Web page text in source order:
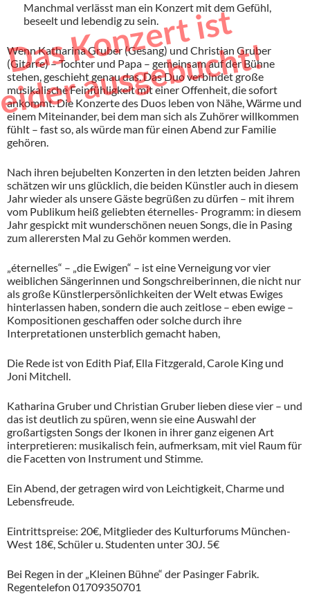
Manchmal verlässt man ein Konzert mit dem Gefühl,
beseelt und lebendig zu sein.
Wenn Katharina Gruber (Gesang) und Christian Gruber
(Gitarre) – Tochter und Papa – gemeinsam auf der Bühne
stehen, geschieht genau das. Das Duo verbindet große
musikalische Feinfühligkeit mit einer Offenheit, die sofort
ankommt. Die Konzerte des Duos leben von Nähe, Wärme und
einem Miteinander, bei dem man sich als Zuhörer willkommen
fühlt – fast so, als würde man für einen Abend zur Familie
gehören.
a
s
K
o
n
z
e
r
t
i
s
t
l
e
i
d
e
r
a
u
s
g
e
b
u
c
h
t
Nach ihren bejubelten Konzerten in den letzten beiden Jahren
schätzen wir uns glücklich, die beiden Künstler auch in diesem
Jahr wieder als unsere Gäste begrüßen zu dürfen – mit ihrem
vom Publikum heiß geliebten éternelles- Programm: in diesem
Jahr gespickt mit wunderschönen neuen Songs, die in Pasing
zum allerersten Mal zu Gehör kommen werden.
„éternelles“ – „die Ewigen“ – ist eine Verneigung vor vier
weiblichen Sängerinnen und Songschreiberinnen, die nicht nur
als große Künstlerpersönlichkeiten der Welt etwas Ewiges
hinterlassen haben, sondern die auch zeitlose – eben ewige –
Kompositionen geschaffen oder solche durch ihre
Interpretationen unsterblich gemacht haben,
Die Rede ist von Edith Piaf, Ella Fitzgerald, Carole King und
Joni Mitchell.
Katharina Gruber und Christian Gruber lieben diese vier – und
das ist deutlich zu spüren, wenn sie eine Auswahl der
großartigsten Songs der Ikonen in ihrer ganz eigenen Art
interpretieren: musikalisch fein, aufmerksam, mit viel Raum für
die Facetten von Instrument und Stimme.
Ein Abend, der getragen wird von Leichtigkeit, Charme und
Lebensfreude.
Eintrittspreise: 20€, Mitglieder des Kulturforums München-
West 18€, Schüler u. Studenten unter 30J. 5€
Bei Regen in der „Kleinen Bühne“ der Pasinger Fabrik.
Regentelefon 01709350701